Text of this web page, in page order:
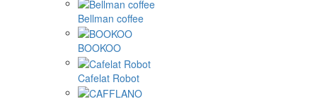
Bellman coffee
BOOKOO
Cafelat Robot